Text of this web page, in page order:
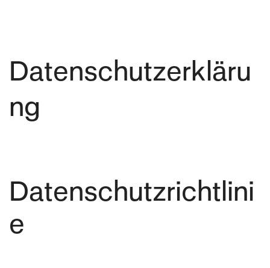
Datenschutzerkläru
ng
Datenschutzrichtlini
e